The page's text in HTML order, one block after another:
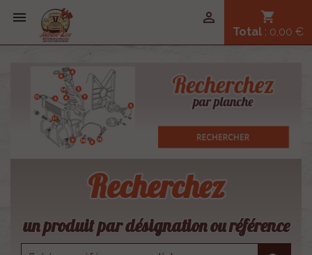
 shopping_cart
Total : 0,00 €

Recherchez
un produit par désignation ou référence